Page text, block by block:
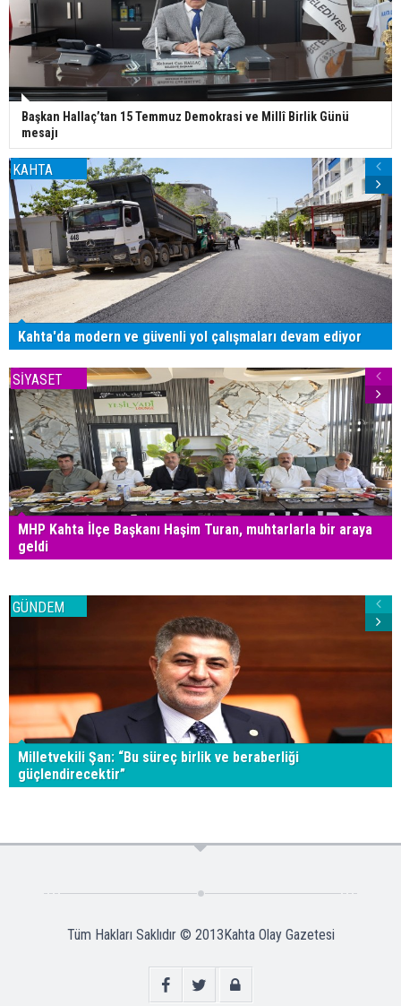
Başkan Hallaç’tan 15 Temmuz Demokrasi ve Millî Birlik Günü
mesajı
KAHTA
Kahta'da modern ve güvenli yol çalışmaları devam ediyor
SİYASET
MHP Kahta İlçe Başkanı Haşim Turan, muhtarlarla bir araya
geldi
GÜNDEM
Milletvekili Şan: “Bu süreç birlik ve beraberliği
güçlendirecektir”
Tüm Hakları Saklıdır © 2013 Kahta Olay Gazetesi